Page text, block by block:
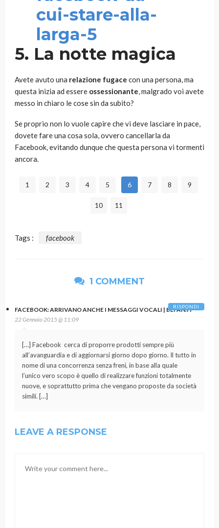
5. La notte magica
Avete avuto una relazione fugace con una persona, ma
questa inizia ad essere ossessionante, malgrado voi avete
messo in chiaro le cose sin da subito?
Se proprio non lo vuole capire che vi deve lasciare in pace,
dovete fare una cosa sola, ovvero cancellarla da
Facebook, evitando dunque che questa persona vi tormenti
ancora.
1 2 3 4 5 6 7 8 9
10 11
Tags : facebook
1 COMMENT
FACEBOOK: ARRIVANO ANCHE I MESSAGGI VOCALI | BEFAN.IT
22 Gennaio 2015 @ 11:09
[…] Facebook cerca di proporre prodotti sempre più
all’avanguardia e di aggiornarsi giorno dopo giorno. Il tutto in
nome di una concorrenza senza freni, in base alla quale
l’unico vero scopo è quello di realizzare funzioni totalmente
nuove, e soprattutto prima che vengano proposte da società
simili. […]
RISPONDI
LEAVE A RESPONSE